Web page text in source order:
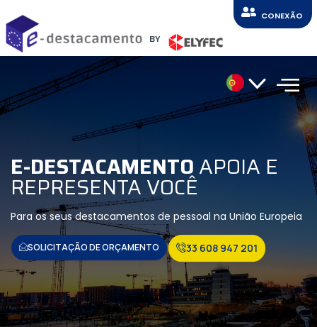
BY
CONEXÃO
E-DESTACAMENTOAPOIA E
REPRESENTA VOCÊ
Para os seus destacamentos de pessoal na União Europeia
SOLICITAÇÃO DE ORÇAMENTO 33 608 947 201